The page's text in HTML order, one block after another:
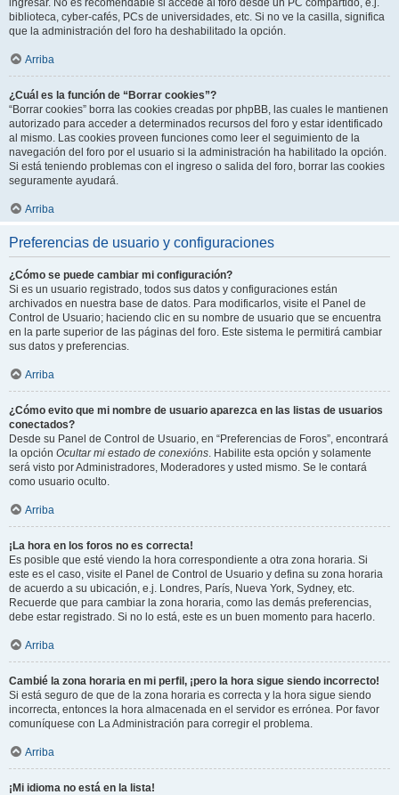
ingresar. No es recomendable si accede al foro desde un PC compartido, e.j.
biblioteca, cyber-cafés, PCs de universidades, etc. Si no ve la casilla, significa
que la administración del foro ha deshabilitado la opción.
Arriba
¿Cuál es la función de “Borrar cookies”?
“Borrar cookies” borra las cookies creadas por phpBB, las cuales le mantienen
autorizado para acceder a determinados recursos del foro y estar identificado
al mismo. Las cookies proveen funciones como leer el seguimiento de la
navegación del foro por el usuario si la administración ha habilitado la opción.
Si está teniendo problemas con el ingreso o salida del foro, borrar las cookies
seguramente ayudará.
Arriba
Preferencias de usuario y configuraciones
¿Cómo se puede cambiar mi configuración?
Si es un usuario registrado, todos sus datos y configuraciones están
archivados en nuestra base de datos. Para modificarlos, visite el Panel de
Control de Usuario; haciendo clic en su nombre de usuario que se encuentra
en la parte superior de las páginas del foro. Este sistema le permitirá cambiar
sus datos y preferencias.
Arriba
¿Cómo evito que mi nombre de usuario aparezca en las listas de usuarios
conectados?
Desde su Panel de Control de Usuario, en “Preferencias de Foros”, encontrará
la opción Ocultar mi estado de conexións. Habilite esta opción y solamente
será visto por Administradores, Moderadores y usted mismo. Se le contará
como usuario oculto.
Arriba
¡La hora en los foros no es correcta!
Es posible que esté viendo la hora correspondiente a otra zona horaria. Si
este es el caso, visite el Panel de Control de Usuario y defina su zona horaria
de acuerdo a su ubicación, e.j. Londres, París, Nueva York, Sydney, etc.
Recuerde que para cambiar la zona horaria, como las demás preferencias,
debe estar registrado. Si no lo está, este es un buen momento para hacerlo.
Arriba
Cambié la zona horaria en mi perfil, ¡pero la hora sigue siendo incorrecto!
Si está seguro de que de la zona horaria es correcta y la hora sigue siendo
incorrecta, entonces la hora almacenada en el servidor es errónea. Por favor
comuníquese con La Administración para corregir el problema.
Arriba
¡Mi idioma no está en la lista!